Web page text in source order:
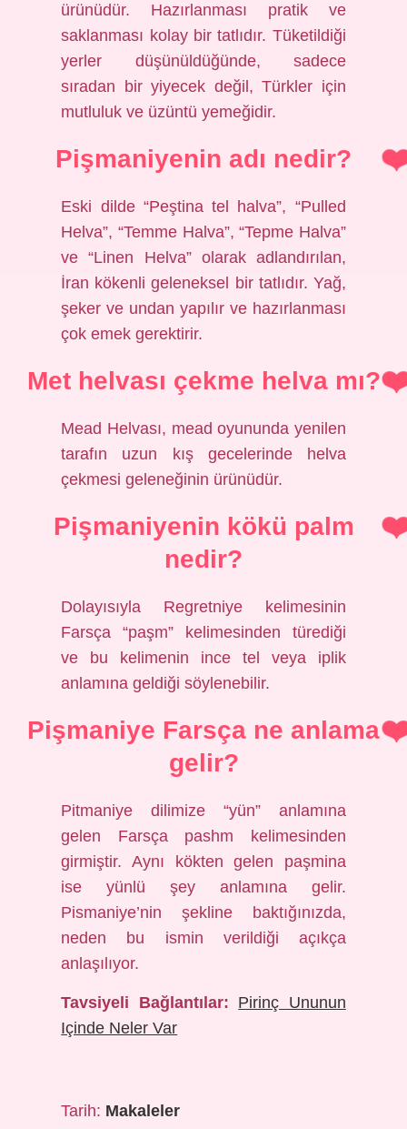
ürünüdür. Hazırlanması pratik ve
saklanması kolay bir tatlıdır. Tüketildiği
yerler düşünüldüğünde, sadece
sıradan bir yiyecek değil, Türkler için
mutluluk ve üzüntü yemeğidir.
Pişmaniyenin adı nedir?
Eski dilde “Peştina tel halva”, “Pulled
Helva”, “Temme Halva”, “Tepme Halva”
ve “Linen Helva” olarak adlandırılan,
İran kökenli geleneksel bir tatlıdır. Yağ,
şeker ve undan yapılır ve hazırlanması
çok emek gerektirir.
Met helvası çekme helva mı?
Mead Helvası, mead oyununda yenilen
tarafın uzun kış gecelerinde helva
çekmesi geleneğinin ürünüdür.
Pişmaniyenin kökü palm
nedir?
Dolayısıyla Regretniye kelimesinin
Farsça “paşm” kelimesinden türediği
ve bu kelimenin ince tel veya iplik
anlamına geldiği söylenebilir.
Pişmaniye Farsça ne anlama
gelir?
Pitmaniye dilimize “yün” anlamına
gelen Farsça pashm kelimesinden
girmiştir. Aynı kökten gelen paşmina
ise yünlü şey anlamına gelir.
Pismaniye’nin şekline baktığınızda,
neden bu ismin verildiği açıkça
anlaşılıyor.
Tavsiyeli Bağlantılar: Pirinç Ununun
Içinde Neler Var
Tarih: Makaleler